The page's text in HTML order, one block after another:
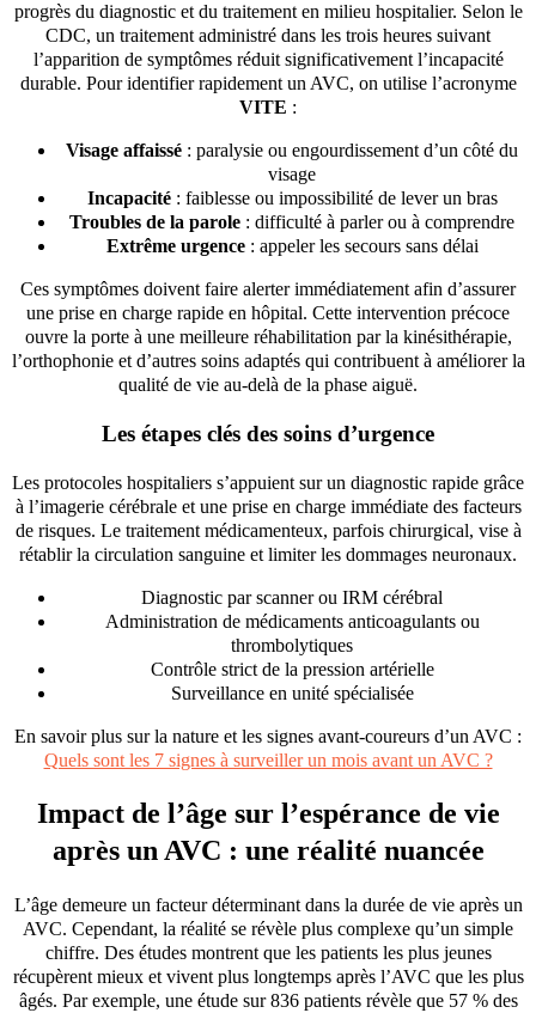
progrès du diagnostic et du traitement en milieu hospitalier. Selon le
CDC, un traitement administré dans les trois heures suivant
l’apparition de symptômes réduit significativement l’incapacité
durable. Pour identifier rapidement un AVC, on utilise l’acronyme
VITE :
Visage affaissé : paralysie ou engourdissement d’un côté du
visage
Incapacité: faiblesse ou impossibilité de lever un bras
Troubles de la parole : difficulté à parler ou à comprendre
Extrême urgence: appeler les secours sans délai
Ces symptômes doivent faire alerter immédiatement afin d’assurer
une prise en charge rapide en hôpital. Cette intervention précoce
ouvre la porte à une meilleure réhabilitation par la kinésithérapie,
l’orthophonie et d’autres soins adaptés qui contribuent à améliorer la
qualité de vie au-delà de la phase aiguë.
Les étapes clés des soins d’urgence
Les protocoles hospitaliers s’appuient sur un diagnostic rapide grâce
à l’imagerie cérébrale et une prise en charge immédiate des facteurs
de risques. Le traitement médicamenteux, parfois chirurgical, vise à
rétablir la circulation sanguine et limiter les dommages neuronaux.
Diagnostic par scanner ou IRM cérébral
Administration de médicaments anticoagulants ou
thrombolytiques
Contrôle strict de la pression artérielle
Surveillance en unité spécialisée
En savoir plus sur la nature et les signes avant-coureurs d’un AVC :
Quels sont les 7 signes à surveiller un mois avant un AVC ?
Impact de l’âge sur l’espérance de vie
après un AVC : une réalité nuancée
L’âge demeure un facteur déterminant dans la durée de vie après un
AVC. Cependant, la réalité se révèle plus complexe qu’un simple
chiffre. Des études montrent que les patients les plus jeunes
récupèrent mieux et vivent plus longtemps après l’AVC que les plus
âgés. Par exemple, une étude sur 836 patients révèle que 57 % des